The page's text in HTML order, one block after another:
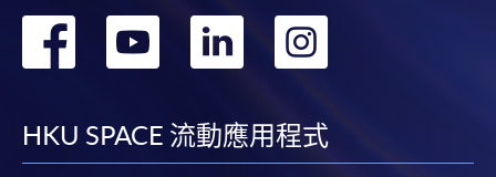
轉
facebook
轉
youtube
轉
linkedin
轉
HKU SPACE 流動應用程式